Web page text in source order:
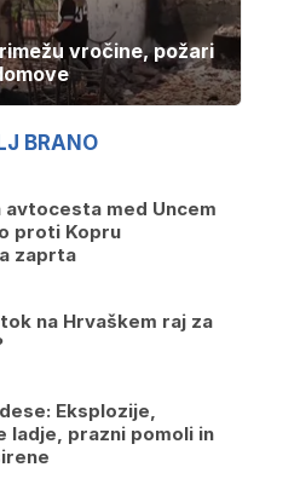
vročine, požari
BRANO
avtocesta med Uncem
proti Kopru
zaprta
na Hrvaškem raj za
Eksplozije,
ladje, prazni pomoli in